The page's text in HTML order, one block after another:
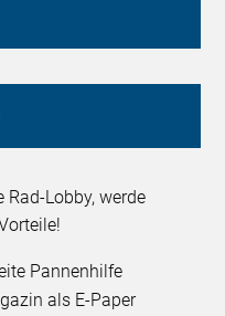
Rad-Lobby, werde
Pannenhilfe
als E-Paper